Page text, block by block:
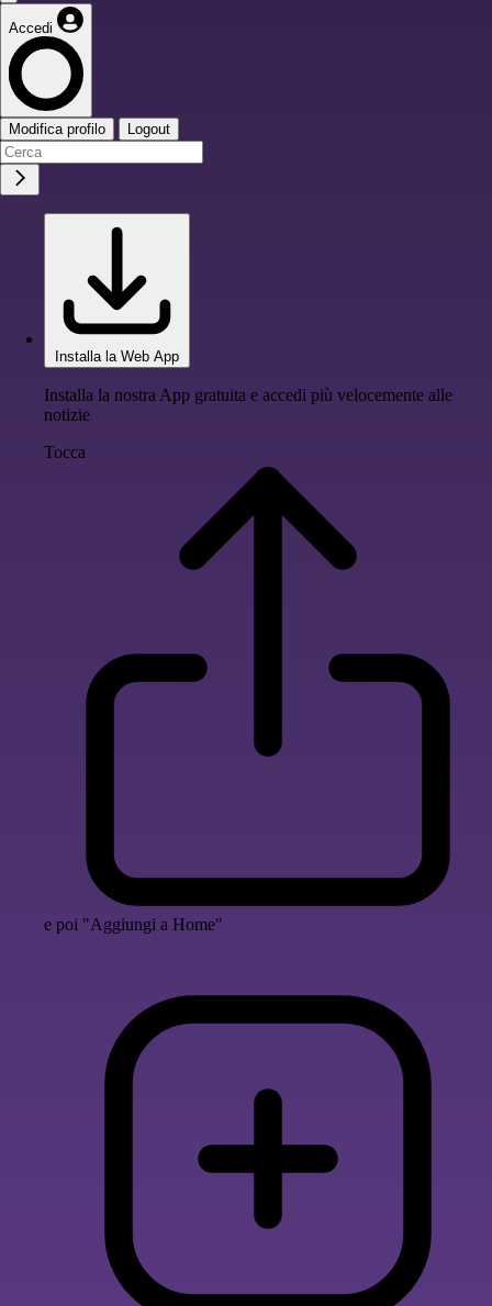
Accedi
Modifica profilo Logout
Installa la Web App
Installa la nostra App gratuita e accedi più velocemente alle
notizie
Tocca
e poi "Aggiungi a Home"